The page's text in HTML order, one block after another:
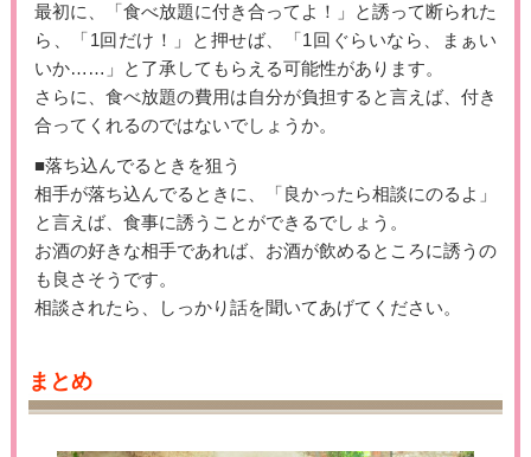
最初に、「食べ放題に付き合ってよ！」と誘って断られた
ら、「1回だけ！」と押せば、「1回ぐらいなら、まぁい
いか……」と了承してもらえる可能性があります。
さらに、食べ放題の費用は自分が負担すると言えば、付き
合ってくれるのではないでしょうか。
■落ち込んでるときを狙う
相手が落ち込んでるときに、「良かったら相談にのるよ」
と言えば、食事に誘うことができるでしょう。
お酒の好きな相手であれば、お酒が飲めるところに誘うの
も良さそうです。
相談されたら、しっかり話を聞いてあげてください。
まとめ